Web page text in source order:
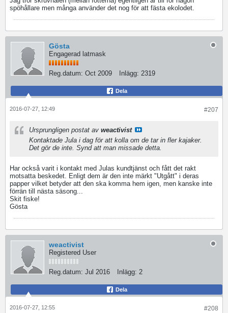
spöhållare men många använder det nog för att fästa ekolodet.
Gösta
Engagerad latmask
Reg.datum: Oct 2009 Inlägg: 2319
Dela
#207
2016-07-27, 12:49
Ursprungligen postat av weactivist
Kontaktade Jula i dag för att kolla om de tar in fler kajaker.
Det gör de inte. Synd att man missade detta.
Har också varit i kontakt med Julas kundtjänst och fått det rakt
motsatta beskedet. Enligt dem är den inte märkt "Utgått" i deras
papper vilket betyder att den ska komma hem igen, men kanske inte
förrän till nästa säsong...
Skit fiske!
Gösta
weactivist
Registered User
Reg.datum: Jul 2016 Inlägg: 2
Dela
#208
2016-07-27, 12:55